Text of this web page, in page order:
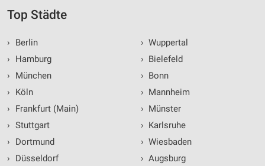
Top Städte
›
Berlin
›
Hamburg
›
München
›
Köln
›
Frankfurt (Main)
› Stuttgart
›
Dortmund
›
Düsseldorf
› Wuppertal
› Bielefeld
› Bonn
› Mannheim
› Münster
› Karlsruhe
› Wiesbaden
› Augsburg